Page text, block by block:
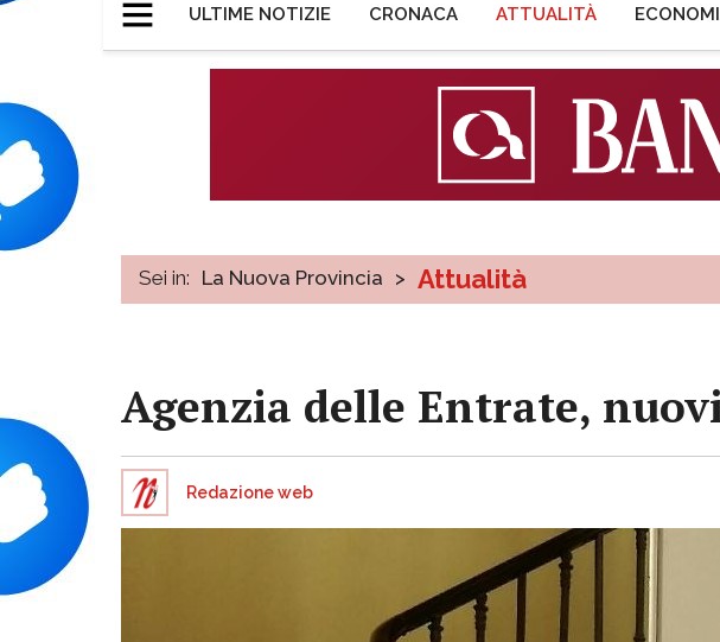
ULTIME NOTIZIE CRONACA ATTUALITÀ
Sei in: La Nuova Provincia > Attualità
Agenzia delle Entrate,
Redazione web